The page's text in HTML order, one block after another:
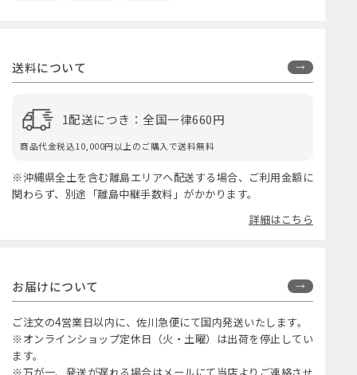
送料について
1配送につき：全国一律660円
商品代金税込10,000円以上のご購入で送料無料
※沖縄県全土を含む離島エリアへ配送する場合、ご利用金額に
関わらず、別途「離島中継手数料」がかかります。
詳細はこちら
お届けについて
ご注文の4営業日以内に、佐川急便にて国内発送いたします。
※オンラインショップ定休日（火・土曜）は出荷を停止してい
ます。
※万が一、発送が遅れる場合はメールにて当店よりご連絡させ